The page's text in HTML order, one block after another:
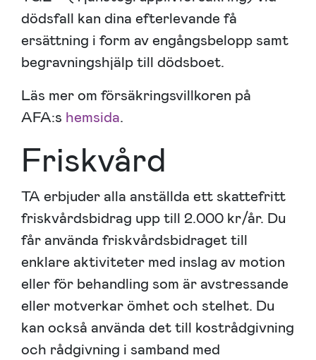
dödsfall kan dina efterlevande få
ersättning i form av engångsbelopp samt
begravningshjälp till dödsboet.
Läs mer om försäkringsvillkoren på
AFA:s hemsida.
Friskvård
TA erbjuder alla anställda ett skattefritt
friskvårdsbidrag upp till 2.000 kr/år. Du
får använda friskvårdsbidraget till
enklare aktiviteter med inslag av motion
eller för behandling som är avstressande
eller motverkar ömhet och stelhet. Du
kan också använda det till kostrådgivning
och rådgivning i samband med